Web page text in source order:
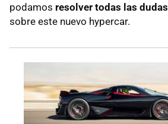
podamos resolver todas las dudas
sobre este nuevo hypercar.